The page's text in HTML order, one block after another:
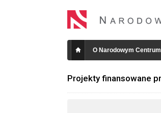
O Narodowym
Projekty finansowane